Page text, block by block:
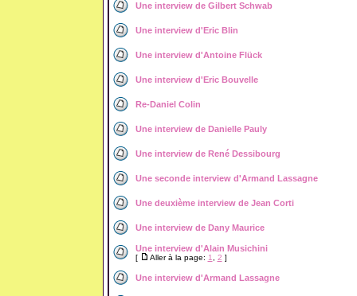
Une interview de Gilbert Schwab
Une interview d'Eric Blin
Une interview d'Antoine Flück
Une interview d'Eric Bouvelle
Re-Daniel Colin
Une interview de Danielle Pauly
Une interview de René Dessibourg
Une seconde interview d'Armand Lassagne
Une deuxième interview de Jean Corti
Une interview de Dany Maurice
Une interview d'Alain Musichini
[ Aller à la page: 1 2 ]
Une interview d'Armand Lassagne